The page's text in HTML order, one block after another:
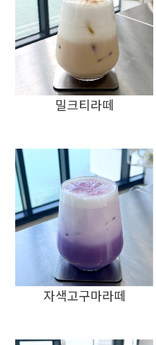
밀크티라떼
자색고구마라떼